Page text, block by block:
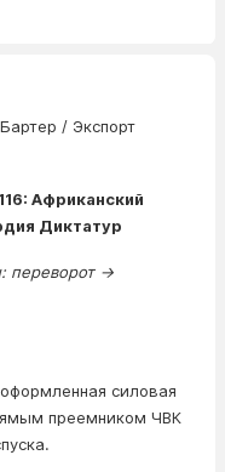
/ Экспорт
Африканский
Диктатур
переворот →
силовая
преемником ЧВК